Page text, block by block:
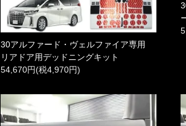
30アルファード・ヴェルファイア専用
リアドア用デッドニングキット
54,670円(税4,970円)